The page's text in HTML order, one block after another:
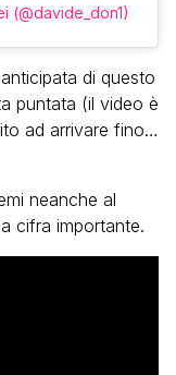
(@davide_don1)
di questo
puntata (il video è
ad arrivare fino…
neanche al
cifra importante.